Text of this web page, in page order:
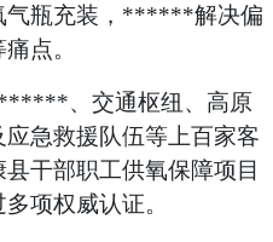
气瓶充装，******解决偏
点。
、交通枢纽、高原
急救援队伍等上百家客
干部职工供氧保障项目
项权威认证。